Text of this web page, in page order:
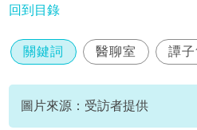
回到目錄
關鍵詞 醫聊室 譚
胡沛麟醫生
塑化劑
圖片來源：受訪者提供